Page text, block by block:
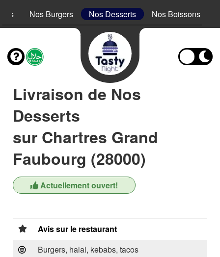
Nos Burgers Nos Desserts Nos Boissons
Livraison de Nos
Desserts
sur Chartres Grand
Faubourg (28000)
Actuellement ouvert!
Avis sur le restaurant
Burgers, halal, kebabs, tacos